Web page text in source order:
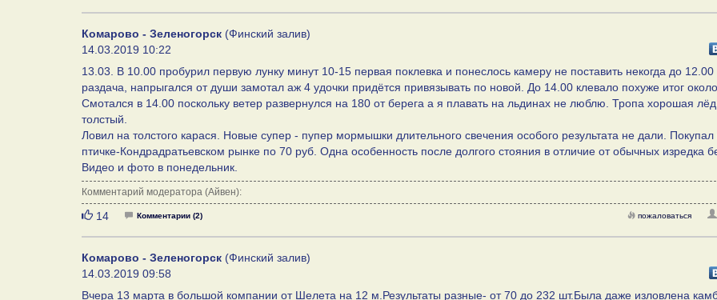
Комарово - Зеленогорск (Финский залив)
14.03.2019 10:22
13.03. В 10.00 пробурил первую лунку минут 10-15 первая поклевка и понеслось камеру не поставить некогда до 12.00
раздача, напрыгался от души замотал аж 4 удочки придётся привязывать по новой. До 14.00 клевало похуже итог
Смотался в 14.00 поскольку ветер развернулся на 180 от берега а я плавать на льдинах не люблю. Тропа хорошая лёд
толстый.
Ловил на толстого карася. Новые супер - пупер мормышки длительного свечения особого результата не дали. Покупал
птичке-Кондрадратьевском рынке по 70 руб. Одна особенность после долгого стояния в отличие от обычных изредка
Видео и фото в понедельник.
Комментарий модератора (Айвен):
Нравится
14 Комментарии (2) пожаловаться
Комарово - Зеленогорск (Финский залив)
14.03.2019 09:58
Вчера 13 марта в большой компании от Шелета на 12 м.Результаты разные- от 70 до 232 шт.Была даже изловлена